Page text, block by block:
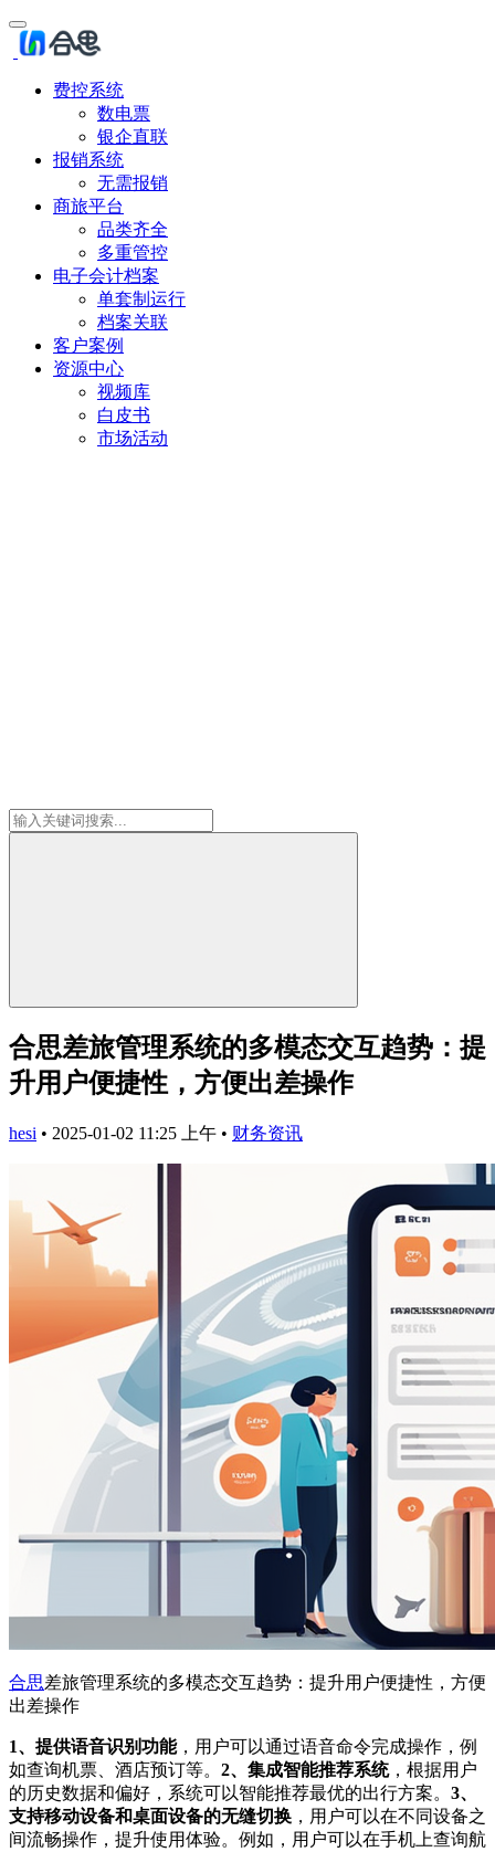
费控系统
数电票
银企直联
报销系统
无需报销
商旅平台
品类齐全
多重管控
电子会计档案
单套制运行
档案关联
客户案例
资源中心
视频库
白皮书
市场活动
合思差旅管理系统的多模态交互趋势：提
升用户便捷性，方便出差操作
hesi • 2025-01-02 11:25 上午 • 财务资讯
合思差旅管理系统的多模态交互趋势：提升用户便捷性，方便
出差操作
1、提供语音识别功能，用户可以通过语音命令完成操作，例
如查询机票、酒店预订等。 2、集成智能推荐系统，根据用户
的历史数据和偏好，系统可以智能推荐最优的出行方案。 3、
支持移动设备和桌面设备的无缝切换 ，用户可以在不同设备之
间流畅操作，提升使用体验。例如，用户可以在手机上查询航